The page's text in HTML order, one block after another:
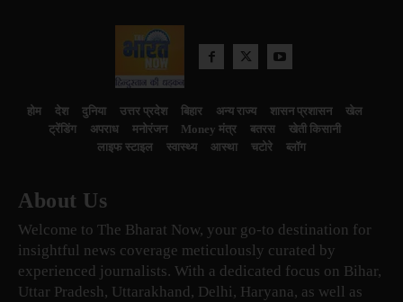
होम देश दुनिया उत्तर प्रदेश बिहार अन्य राज्य शासन प्रशासन
खेल
ट्रेंडिंग
अपराध मनोरंजन Money मंत्र बतरस
खेती किसानी
लाइफ स्टाइल
स्वास्थ्य आस्था चटोरे ब्लॉग
About Us
Welcome to The Bharat Now, your go-to destination for
insightful news coverage meticulously curated by
experienced journalists. With a dedicated focus on Bihar,
Uttar Pradesh, Uttarakhand, Delhi, Haryana, as well as